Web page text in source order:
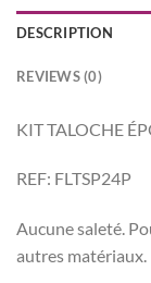
DESCRIPTION
REVIEWS (0)
KIT TALOCHE
REF: FLTSP24P
Aucune saleté.
autres matériaux.